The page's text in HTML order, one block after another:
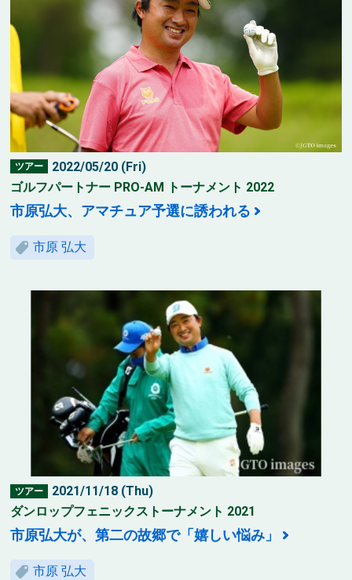
ツアー
2022/05/20 (Fri)
ゴルフパートナー PRO-AM トーナメント 2022
市原弘大、アマチュア予選に誘われる
市原 弘大
ツアー
2021/11/18 (Thu)
ダンロップフェニックストーナメント 2021
市原弘大が、第二の故郷で「嬉しい悩み」
市原 弘大